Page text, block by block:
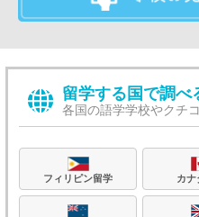
留学する国で調べ
各国の語学学校やクチ
フィリピン留学 カナ